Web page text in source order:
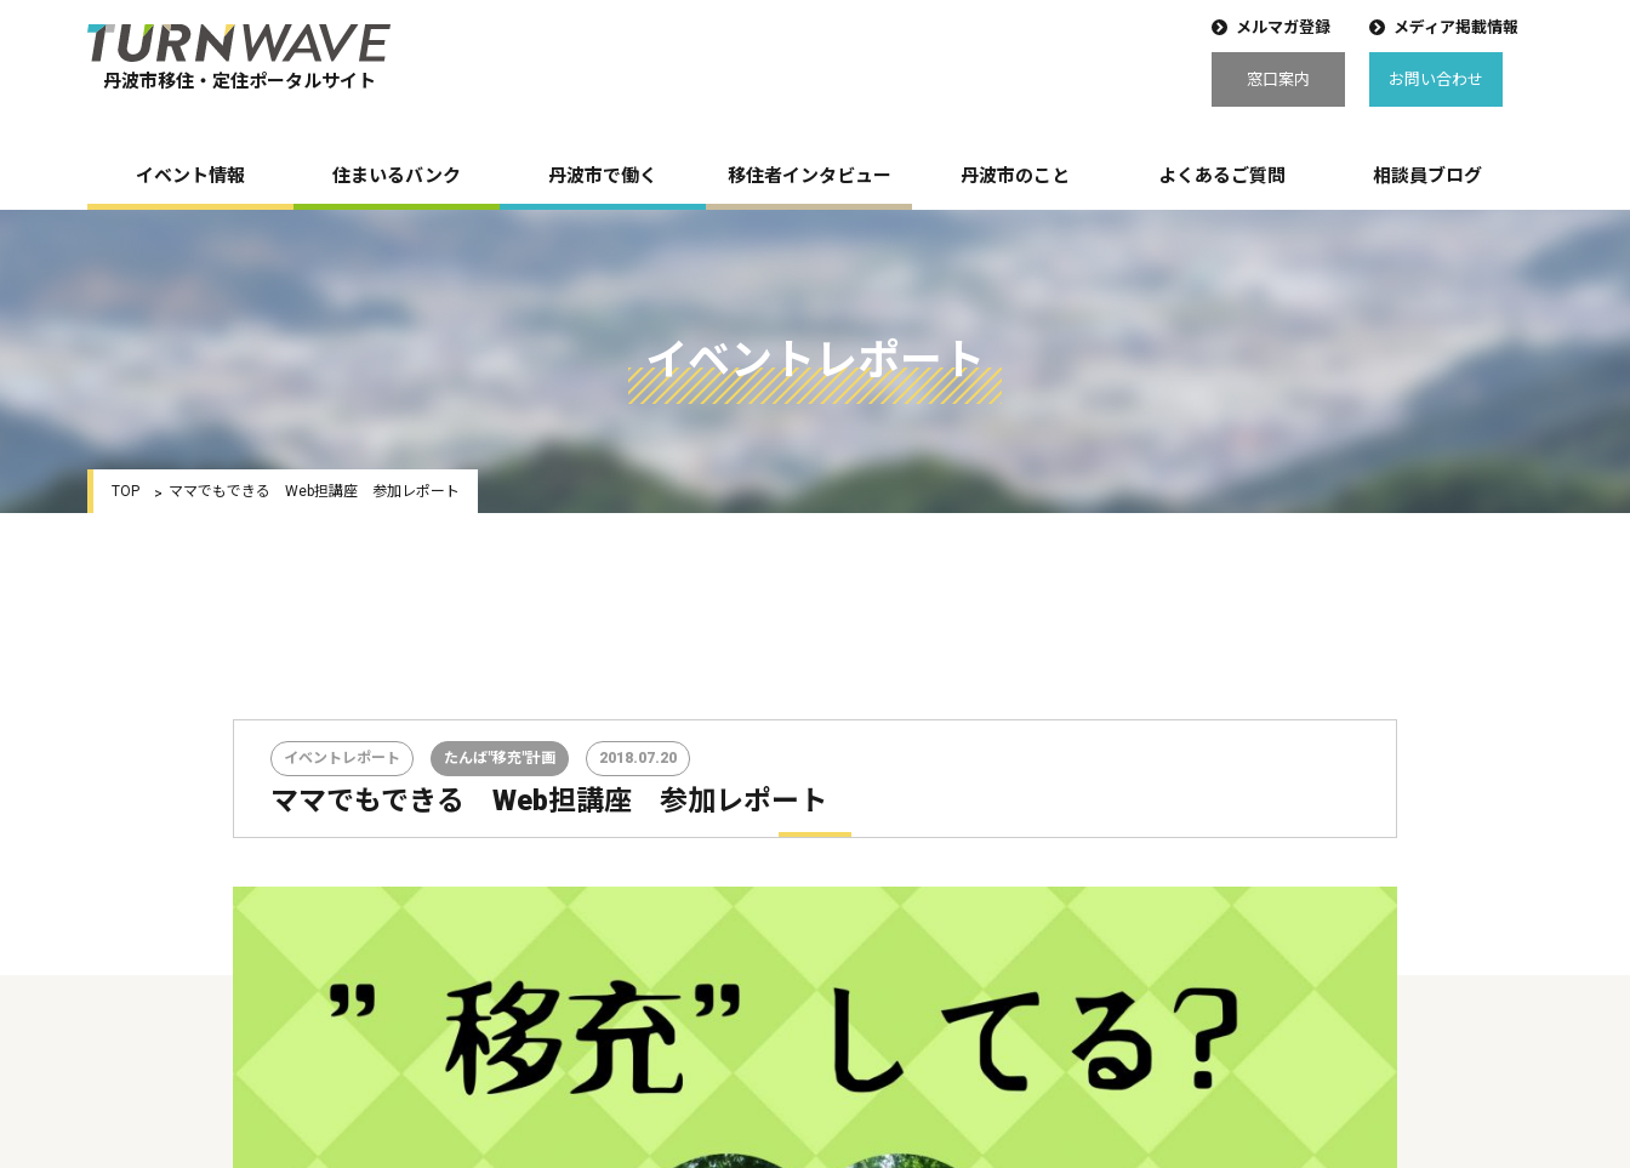
丹波市移住・定住ポータルサイト
メルマガ登録
窓口案内
メディア掲載情報
お問い合わせ
イベント情報 住まいるバンク 丹波市で働く 移住者インタビュー 丹波市のこと よくあるご質問 相談員ブログ
イベントレポート
TOP ママでもできる Web担講座 参加レポート
イベントレポート たんば"移充"計画 2018.07.20
ママでもできる Web担講座 参加レポート